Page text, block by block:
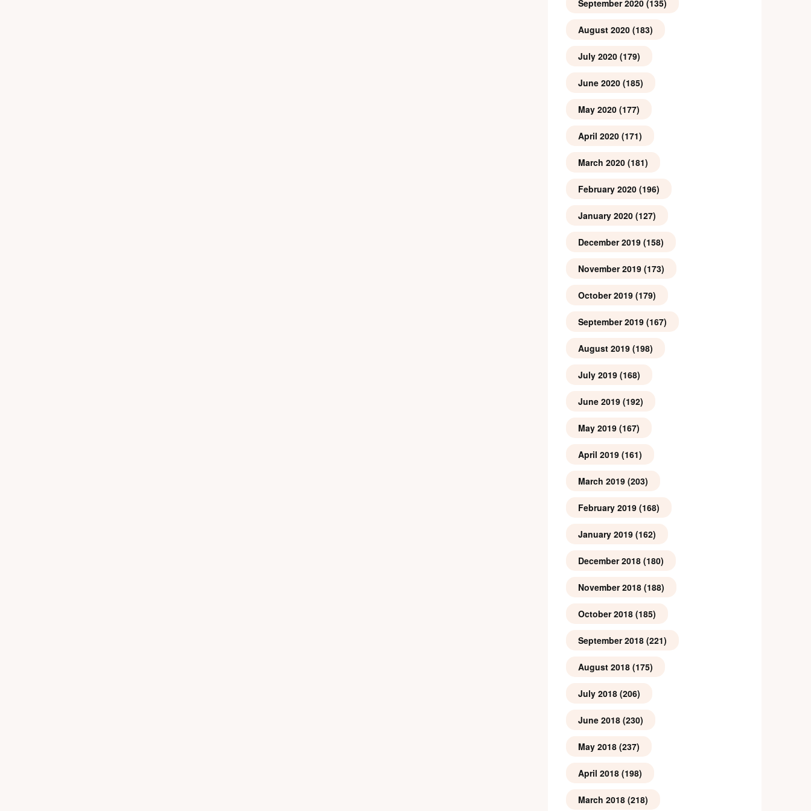
September 2020(135)
August 2020(183)
July 2020(179)
June 2020(185)
May 2020(177)
April 2020(171)
March 2020(181)
February 2020(196)
January 2020(127)
December 2019(158)
November 2019(173)
October 2019(179)
September 2019(167)
August 2019(198)
July 2019(168)
June 2019(192)
May 2019(167)
April 2019(161)
March 2019(203)
February 2019(168)
January 2019(162)
December 2018(180)
November 2018(188)
October 2018(185)
September 2018(221)
August 2018(175)
July 2018(206)
June 2018(230)
May 2018(237)
April 2018(198)
March 2018(218)